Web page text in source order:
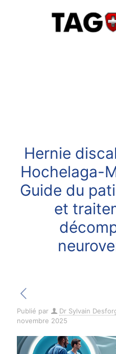
Hernie
Hochelaga-
Guide du
et
Publié par Dr Sylvain
novembre 2025